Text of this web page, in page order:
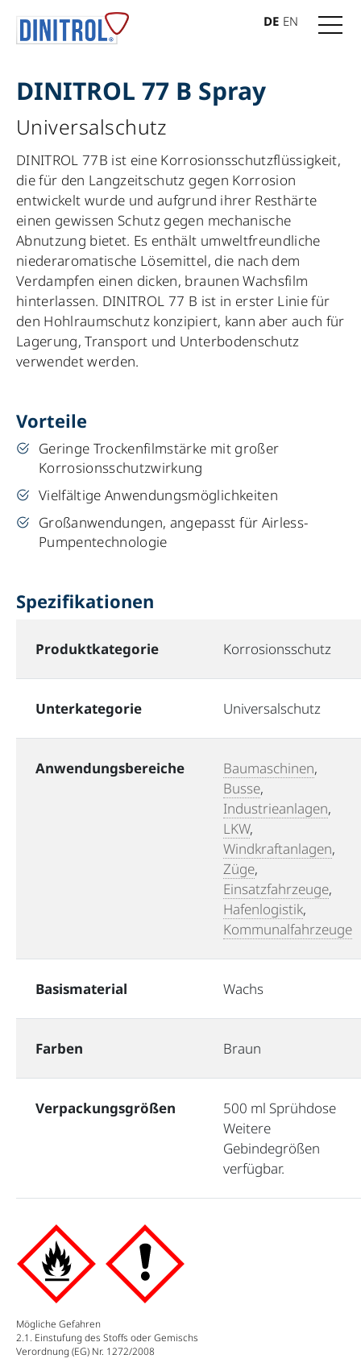
DE EN
DINITROL 77 B Spray
Universalschutz
DINITROL 77B ist eine Korrosionsschutzflüssigkeit,
die für den Langzeitschutz gegen Korrosion
entwickelt wurde und aufgrund ihrer Resthärte
einen gewissen Schutz gegen mechanische
Abnutzung bietet. Es enthält umweltfreundliche
niederaromatische Lösemittel, die nach dem
Verdampfen einen dicken, braunen Wachsfilm
hinterlassen. DINITROL 77 B ist in erster Linie für
den Hohlraumschutz konzipiert, kann aber auch für
Lagerung, Transport und Unterbodenschutz
verwendet werden.
Vorteile
Geringe Trockenfilmstärke mit großer
Korrosionsschutzwirkung
Vielfältige Anwendungsmöglichkeiten
Großanwendungen, angepasst für Airless-
Pumpentechnologie
Spezifikationen
Produktkategorie Korrosionsschutz
Unterkategorie Universalschutz
Anwendungsbereiche Baumaschinen,
Busse,
Industrieanlagen,
LKW,
Windkraftanlagen,
Züge,
Einsatzfahrzeuge,
Hafenlogistik,
Kommunalfahrzeuge
Basismaterial Wachs
Farben Braun
Verpackungsgrößen
500 ml Sprühdose
Weitere
Gebindegrößen
verfügbar.
Mögliche Gefahren
2.1. Einstufung des Stoffs oder Gemischs
Verordnung (EG) Nr. 1272/2008